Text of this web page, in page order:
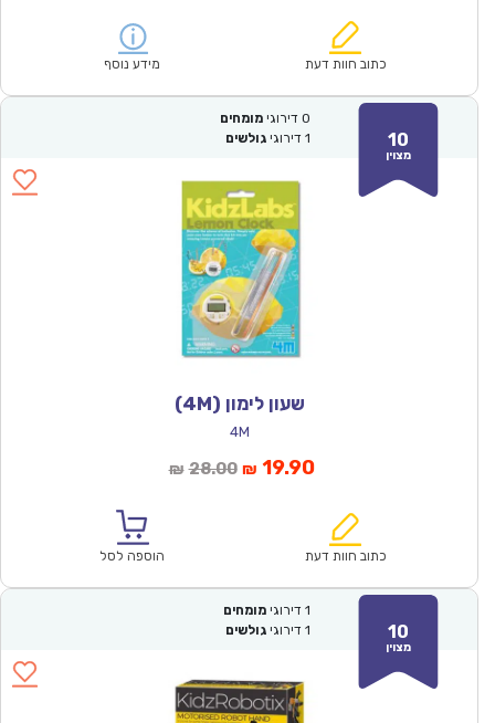
₪143.00.
הוא:
כתוב חוות דעת מידע נוסף
10
מצוין
0 דירוגי מומחים
1 דירוגי גולשים
שעון לימון (4M)
4M
₪ 28.00המחיר
₪28.00.
₪ 19.90המחיר
הוא:
₪19.90.כתוב חוות דעת הוספה לסל
10
מצוין
1 דירוגי מומחים
1 דירוגי גולשים